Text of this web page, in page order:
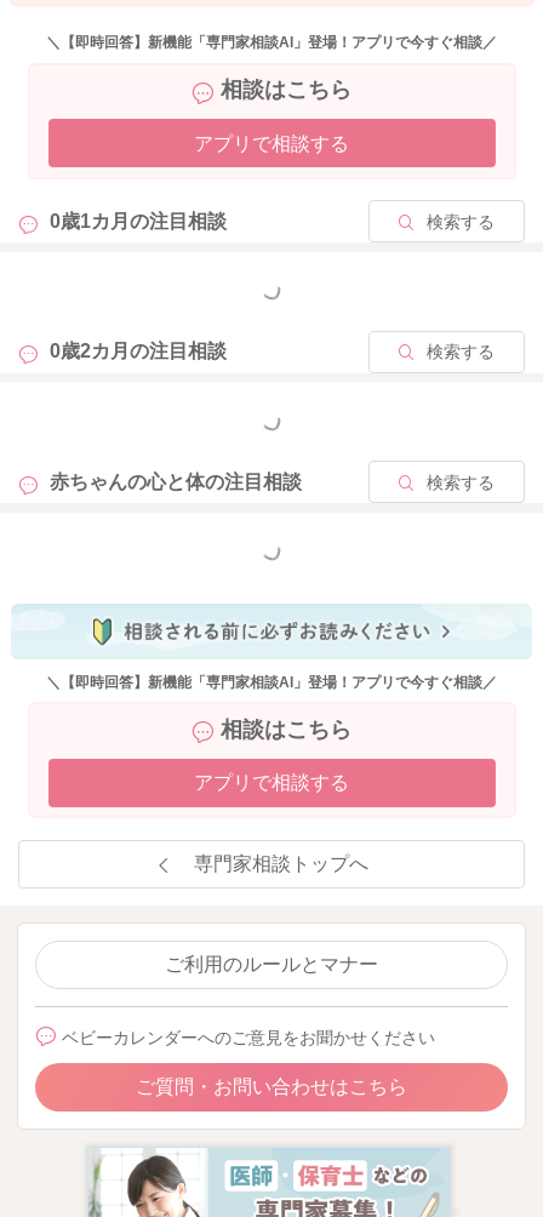
＼【即時回答】新機能「専門家相談AI」登場！アプリで今すぐ相談／
相談はこちら
アプリで相談する
0歳1カ月の注目相談 検索する
もっと見る
0歳2カ月の注目相談 検索する
もっと見る
赤ちゃんの心と体の注目相談 検索する
もっと見る
＼【即時回答】新機能「専門家相談AI」登場！アプリで今すぐ相談／
相談はこちら
アプリで相談する
専門家相談トップへ
ご利用のルールとマナー
ベビーカレンダーへのご意見をお聞かせください
ご質問・お問い合わせはこちら